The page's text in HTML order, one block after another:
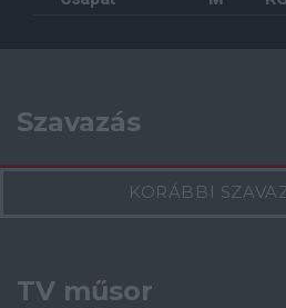
Szavazás
KORÁBBI
TV műsor